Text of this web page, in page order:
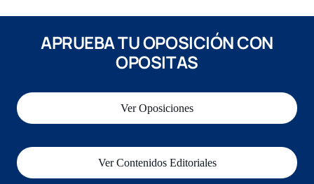
APRUEBA TU OPOSICIÓN CON
OPOSITAS
Ver Oposiciones
Ver Contenidos Editoriales